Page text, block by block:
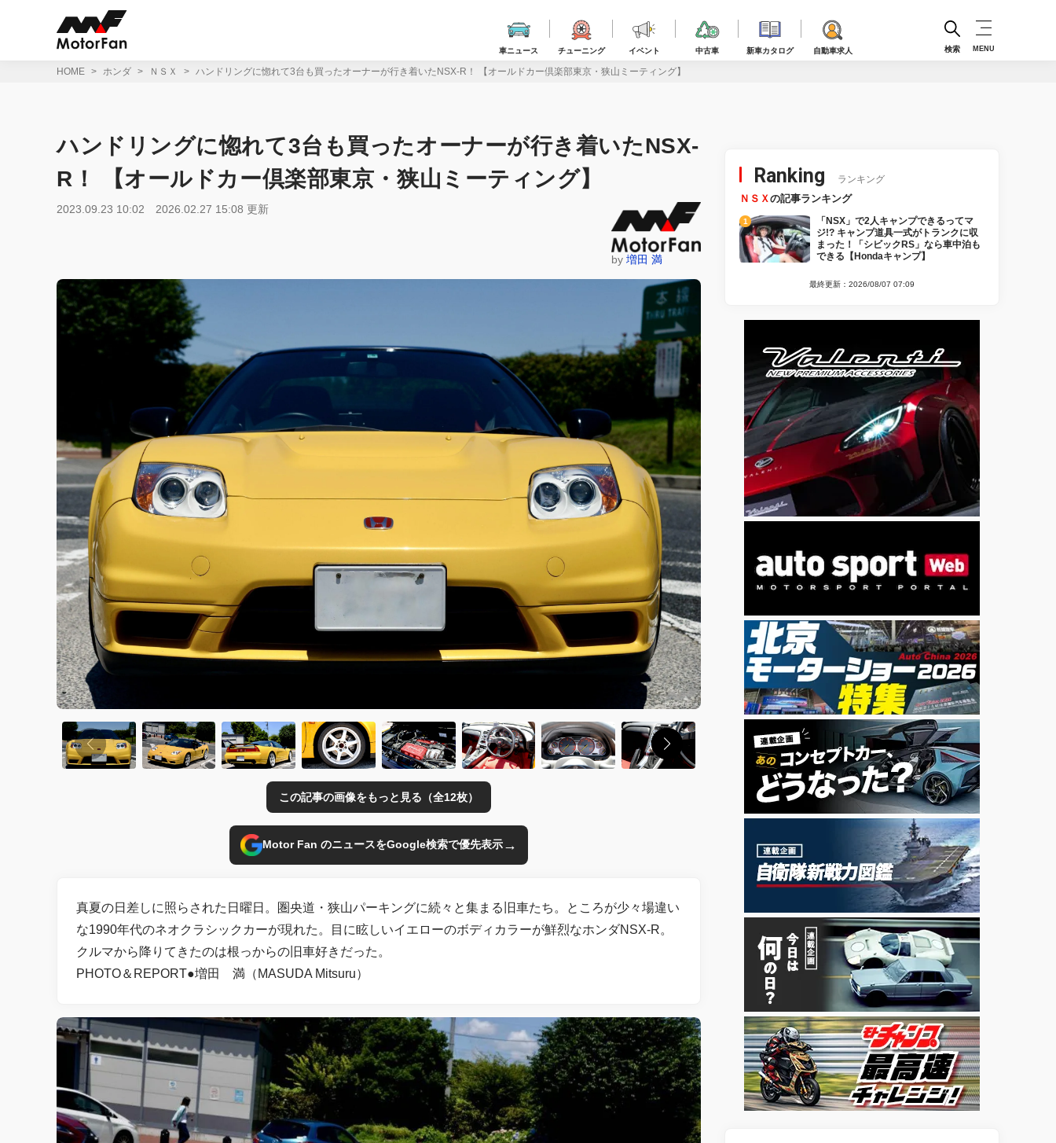
車ニュース チューニング イベント 中古車 新車カタログ 自動車求人 検索 MENU
HOME ホンダ ＮＳＸ ハンドリングに惚れて3台も買ったオーナーが行き着いたNSX-R！ 【オールドカー倶楽部東京・狭山ミーティング】
ハンドリングに惚れて3台も買ったオーナーが行き着いたNSX-
R！ 【オールドカー倶楽部東京・狭山ミーティング】
2023.09.23 10:02 2026.02.27 15:08 更新
by 増田 満
この記事の画像をもっと見る（全12枚）
Motor Fan のニュースをGoogle検索で優先表示→
真夏の日差しに照らされた日曜日。圏央道・狭山パーキングに続々と集まる旧車たち。ところが少々場違い
な1990年代のネオクラシックカーが現れた。目に眩しいイエローのボディカラーが鮮烈なホンダNSX-R。
クルマから降りてきたのは根っからの旧車好きだった。
PHOTO＆REPORT●増田 満（MASUDA Mitsuru）
Ranking ランキング
ＮＳＸの記事ランキング
「NSX」で2人キャンプできるってマ
ジ!? キャンプ道具一式がトランクに収
まった！「シビックRS」なら車中泊も
できる【Hondaキャンプ】
最終更新：2026/08/07 07:09